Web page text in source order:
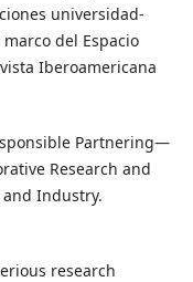
universidad-
del Espacio
Iberoamericana
Partnering—
Research and
and Industry.
research